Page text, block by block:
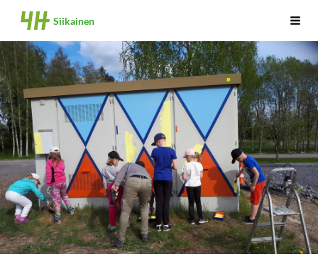
Siirry
sivun
sisältöön
Siikainen